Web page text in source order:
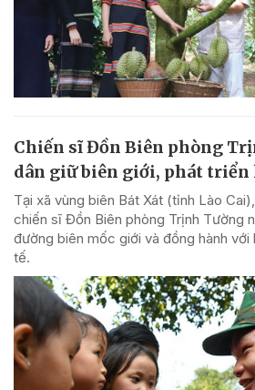
Chiến sĩ Đồn Biên phòng
dân giữ biên giới, phát
Tại xã vùng biên Bát Xát (tỉnh Lào
chiến sĩ Đồn Biên phòng Trịnh Tường
đường biên mốc giới và đồng hành với
tế.